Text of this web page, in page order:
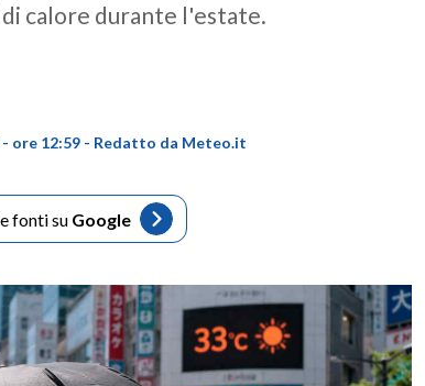
calore durante l'estate.
- ore 12:59 - Redatto da Meteo.it
fonti su Google